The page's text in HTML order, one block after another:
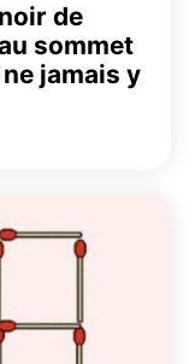
de
sommet
jamais y